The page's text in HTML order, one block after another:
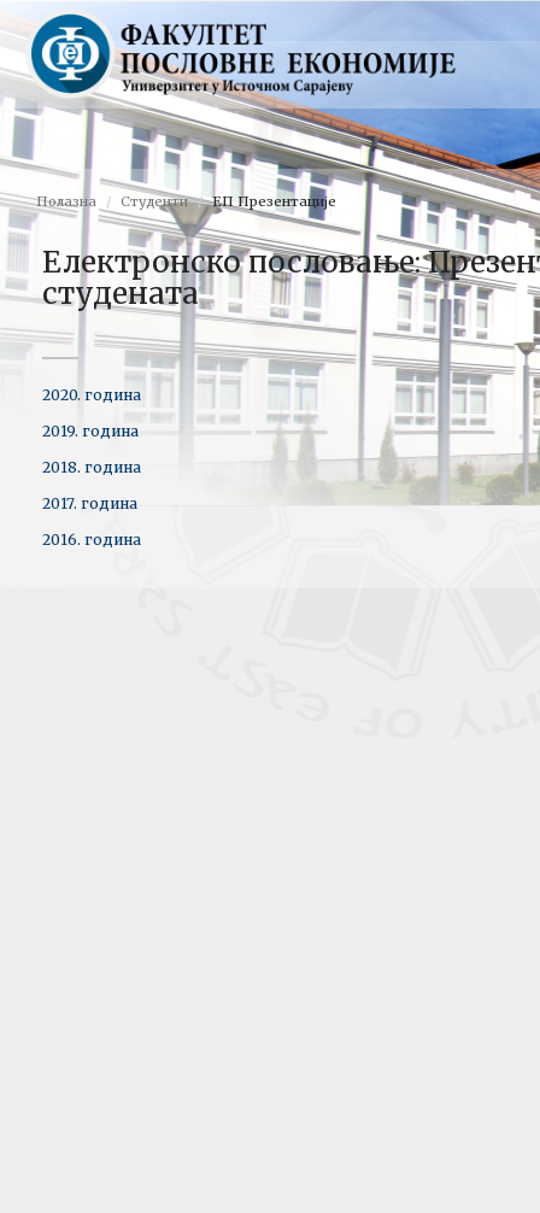
Полазна Студенти ЕП Презентације
Електронско пословање:
студената
2020. година
2019. година
2018. година
2017. година
2016. година